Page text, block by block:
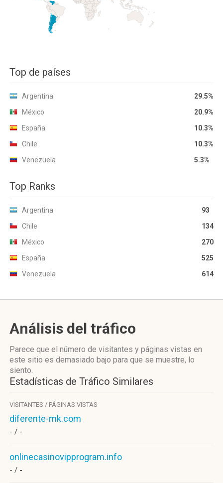
Top de países
Argentina
29.5%
México
20.9%
España
10.3%
Chile
10.3%
Venezuela
5.3%
Top Ranks
Argentina
93
Chile
134
México
270
España
525
Venezuela
614
Análisis del tráfico
Parece que el número de visitantes y páginas vistas en
este sitio es demasiado bajo para que se muestre, lo
siento.
Estadísticas de Tráfico Similares
VISITANTES / PÁGINAS VISTAS
diferente-mk.com
- / -
onlinecasinovipprogram.info
- / -